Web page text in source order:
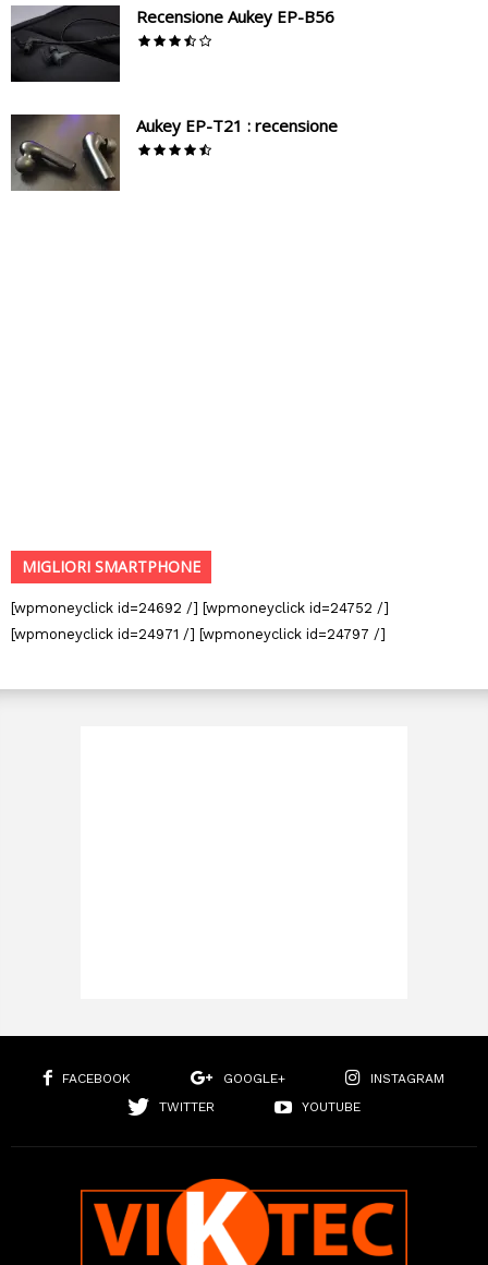
Recensione Aukey EP-B56
Aukey EP-T21 : recensione
MIGLIORI SMARTPHONE
[wpmoneyclick id=24692 /] [wpmoneyclick id=24752 /]
[wpmoneyclick id=24971 /] [wpmoneyclick id=24797 /]
FACEBOOK GOOGLE+
INSTAGRAM
TWITTER
YOUTUBE